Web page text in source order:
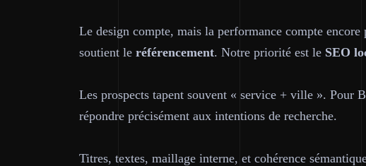
Le design compte, mais la performance compte
soutient le référencement. Notre priorité est le SEO
Les prospects tapent souvent « service + ville ». Pour
répondre précisément aux intentions de recherche.
Titres, textes, maillage interne, et cohérence